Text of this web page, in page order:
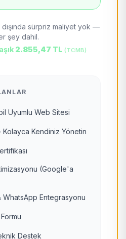
dışında sürpriz maliyet yok —
şey dahil.
2.855,47 TL (TCMB)
Uyumlu Web Sitesi
Kendiniz Yönetin
(Google'a
WhatsApp Entegrasyonu
Destek